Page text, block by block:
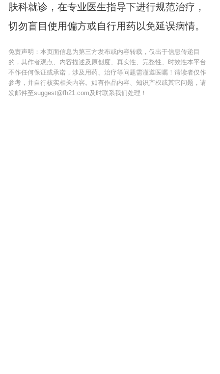
肤科就诊，在专业医生指导下进行规范治疗，
切勿盲目使用偏方或自行用药以免延误病情。
免责声明：本页面信息为第三方发布或内容转载，仅出于信息传递目
的，其作者观点、内容描述及原创度、真实性、完整性、时效性本平台
不作任何保证或承诺，涉及用药、治疗等问题需谨遵医嘱！请读者仅作
参考，并自行核实相关内容。如有作品内容、知识产权或其它问题，请
发邮件至suggest@fh21.com及时联系我们处理！